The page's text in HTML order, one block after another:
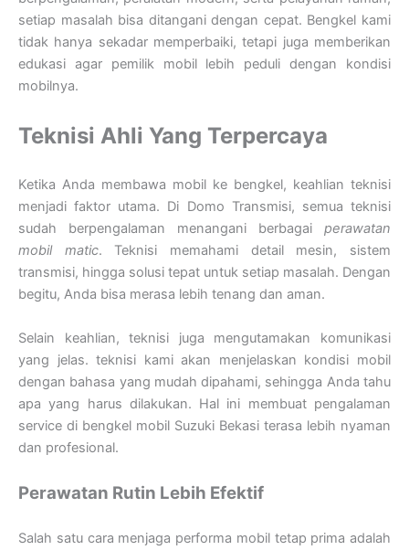
setiap masalah bisa ditangani dengan cepat. Bengkel kami
tidak hanya sekadar memperbaiki, tetapi juga memberikan
edukasi agar pemilik mobil lebih peduli dengan kondisi
mobilnya.
Teknisi Ahli Yang Terpercaya
Ketika Anda membawa mobil ke bengkel, keahlian teknisi
menjadi faktor utama. Di Domo Transmisi, semua teknisi
sudah berpengalaman menangani berbagai perawatan
mobil matic. Teknisi memahami detail mesin, sistem
transmisi, hingga solusi tepat untuk setiap masalah. Dengan
begitu, Anda bisa merasa lebih tenang dan aman.
Selain keahlian, teknisi juga mengutamakan komunikasi
yang jelas. teknisi kami akan menjelaskan kondisi mobil
dengan bahasa yang mudah dipahami, sehingga Anda tahu
apa yang harus dilakukan. Hal ini membuat pengalaman
service di bengkel mobil Suzuki Bekasi terasa lebih nyaman
dan profesional.
Perawatan Rutin Lebih Efektif
Salah satu cara menjaga performa mobil tetap prima adalah